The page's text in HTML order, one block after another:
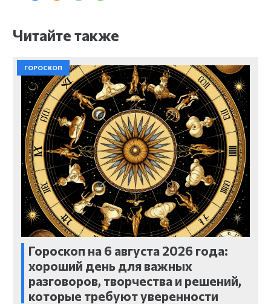
Читайте также
ГОРОСКОП
Гороскоп на 6 августа 2026 года:
хороший день для важных
разговоров, творчества и решений,
которые требуют уверенности